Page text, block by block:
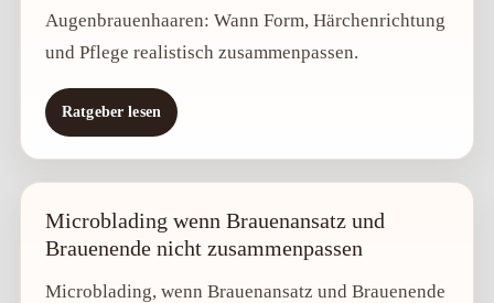
Augenbrauenhaaren: Wann Form, Härchenrichtung
und Pflege realistisch zusammenpassen.
Ratgeber lesen
Microblading wenn Brauenansatz und
Brauenende nicht zusammenpassen
Microblading, wenn Brauenansatz und Brauenende